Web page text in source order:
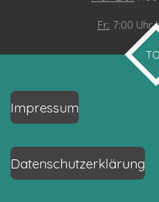
Fr.: 7:00 Uhr
Impressum
Datenschutzerklärung